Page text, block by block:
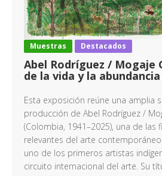
Muestras Destacados
Abel Rodríguez / Mogaje
de la vida y la abundancia
Esta exposición reúne una amplia
producción de Abel Rodríguez /
(Colombia, 1941–2025), una de las
relevantes del arte
uno de los primeros artistas
circuito internacional del arte. Su